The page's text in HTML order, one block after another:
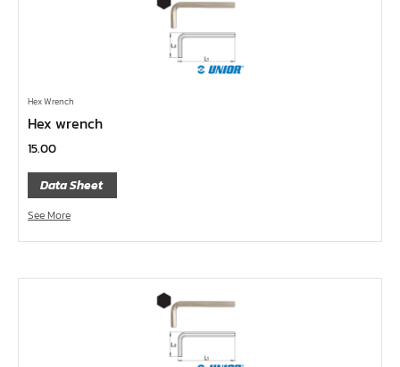
คีมปากจิ้งจก
บ๊อกซ์เดือยโผล่ Z-Series หกเหลี่ยม,ท๊อกซ์ ขนาด 1/4",
3/8", 1/2"
ด้ามฟรี, ด้ามบ๊อกซ์ Z-Series ขนาด 1/4", 3/8", 1/2"
ลูกบ๊อกซ์ สั้น, ยาว Koken Z-Series ขนาด 1/4", 3/8", 1/2"
ข้อต่อ Z-Series ขนาด 1/4", 3/8", 1/2"
Hex Wrench
Hex wrench
15.00
Data Sheet
See More